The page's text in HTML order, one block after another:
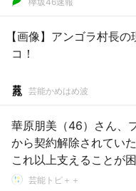
【画像】アンゴラ村長
コ！
芸能かめはめ波
華原朋美（46）さん、
から契約解除されてい
これ以上支えることが
芸能トピ＋＋